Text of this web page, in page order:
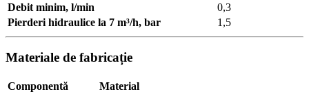
Debit minim, l/min
0,3
Pierderi hidraulice la 7 m³/h, bar
1,5
Materiale de fabricație
Componentă
Material